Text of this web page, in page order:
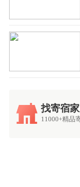
找寄宿
11000+精品